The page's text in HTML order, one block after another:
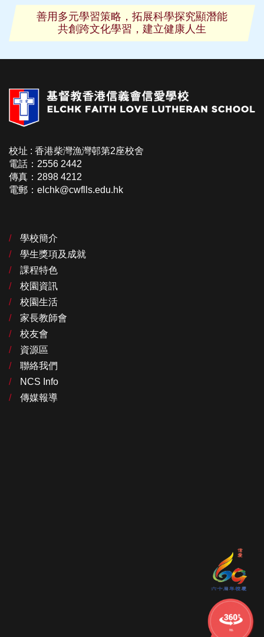
學校的
360校舍
善用多元學習策略，拓展科學探究顯潛能
共創跨文化學習，建立健康人生
校址 : 香港柴灣漁灣邨第2座校舍
電話：2556 2442
傳真：2898 4212
電郵：elchk@cwflls.edu.hk
學校簡介
學生獎項及成就
課程特色
校園資訊
校園生活
家長教師會
校友會
資源區
聯絡我們
NCS Info
傳媒報導